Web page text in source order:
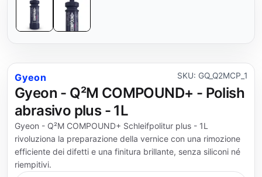
Gyeon SKU: GQ_Q2MCP_1
Gyeon - Q²M COMPOUND+ - Polish
abrasivo plus - 1L
Gyeon - Q²M COMPOUND+ Schleifpolitur plus - 1L
rivoluziona la preparazione della vernice con una rimozione
efficiente dei difetti e una finitura brillante, senza siliconi né
riempitivi.